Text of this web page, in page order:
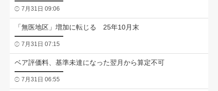
7月31日 09:06
「無医地区」増加に転じる 25年10月末
7月31日 07:15
ベア評価料、基準未達になった翌月から算定不可
7月31日 06:55